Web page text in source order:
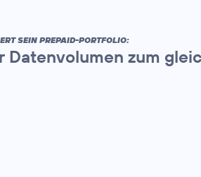
SEIN PREPAID-PORTFOLIO:
Datenvolumen zum